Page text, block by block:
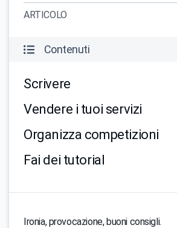
ARTICOLO
Contenuti
Scrivere
Vendere i tuoi servizi
Organizza competizioni
Fai dei tutorial
Ironia, provocazione, buoni consigli.